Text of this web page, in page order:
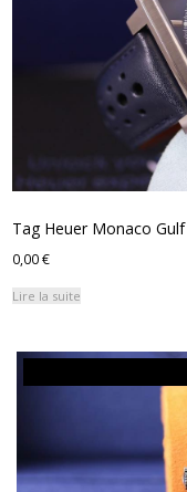
Tag Heuer Monaco Gulf
0,00€
Lire la suite